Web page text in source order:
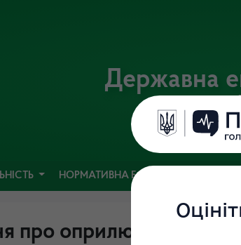
Державна
Офіційний веб-
НОРМАТИВНА БАЗА
про оприлюднення